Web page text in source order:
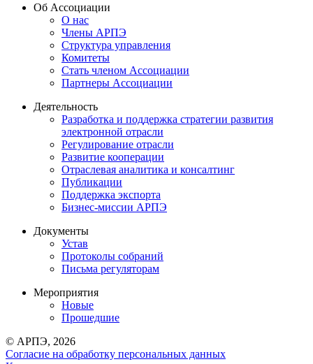
Об Ассоциации
О нас
Члены АРПЭ
Структура управления
Комитеты
Стать членом Ассоциации
Партнеры Ассоциации
Деятельность
Разработка и поддержка стратегии развития
электронной отрасли
Регулирование отрасли
Развитие кооперации
Отраслевая аналитика и консалтинг
Публикации
Поддержка экспорта
Бизнес-миссии АРПЭ
Документы
Устав
Протоколы собраний
Письма регуляторам
Мероприятия
Новые
Прошедшие
© АРПЭ, 2026
Согласие на обработку персональных данных